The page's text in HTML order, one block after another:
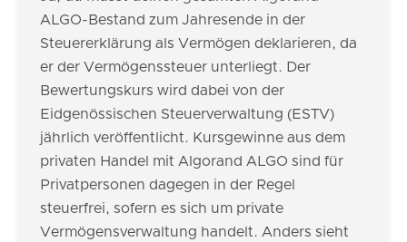
ALGO-Bestand zum Jahresende in der
Steuererklärung als Vermögen deklarieren, da
er der Vermögenssteuer unterliegt. Der
Bewertungskurs wird dabei von der
Eidgenössischen Steuerverwaltung (ESTV)
jährlich veröffentlicht. Kursgewinne aus dem
privaten Handel mit Algorand ALGO sind für
Privatpersonen dagegen in der Regel
steuerfrei, sofern es sich um private
Vermögensverwaltung handelt. Anders sieht